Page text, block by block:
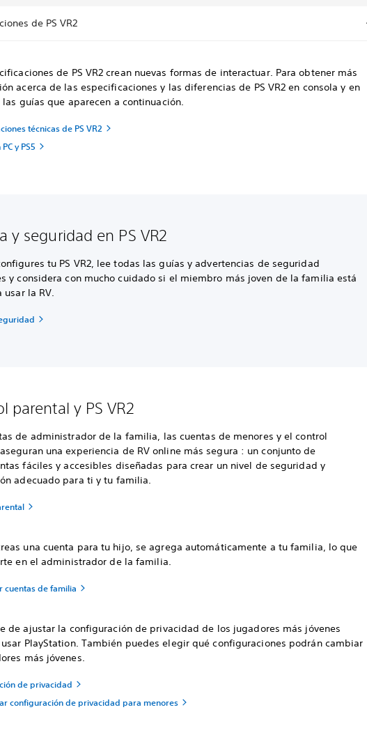
de PS VR2
de PS VR2 crean nuevas formas de interactuar. Para obtener más
acerca de las especificaciones y las diferencias de PS VR2 en consola y en
las guías que aparecen a continuación.
técnicas de PS VR2
y PS5
y seguridad en PS VR2
tu PS VR2, lee todas las guías y advertencias de seguridad
y considera con mucho cuidado si el miembro más joven de la familia está
usar la RV.
parental y PS VR2
de administrador de la familia, las cuentas de menores y el control
una experiencia de RV online más segura : un conjunto de
fáciles y accesibles diseñadas para crear un nivel de seguridad y
adecuado para ti y tu familia.
una cuenta para tu hijo, se agrega automáticamente a tu familia, lo que
en el administrador de la familia.
cuentas de familia
de ajustar la configuración de privacidad de los jugadores más jóvenes
PlayStation. También puedes elegir qué configuraciones podrán cambiar
más jóvenes.
de privacidad
configuración de privacidad para menores